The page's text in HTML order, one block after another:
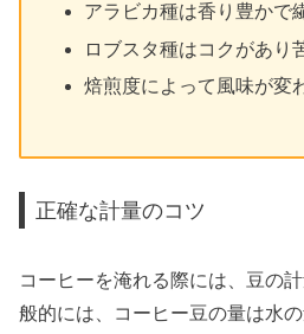
アラビカ種は香り豊かで
ロブスタ種はコクがあり
焙煎度によって風味が変
正確な計量のコツ
コーヒーを淹れる際には、豆の
般的には、コーヒー豆の量は水